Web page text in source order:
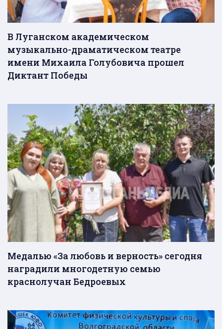
В Луганском академическом
музыкально-драматическом театре
имени Михаила Голубовича прошел
Диктант Победы
Медалью «За любовь и верность» сегодня
наградили многодетную семью
краснолучан Бедроевых